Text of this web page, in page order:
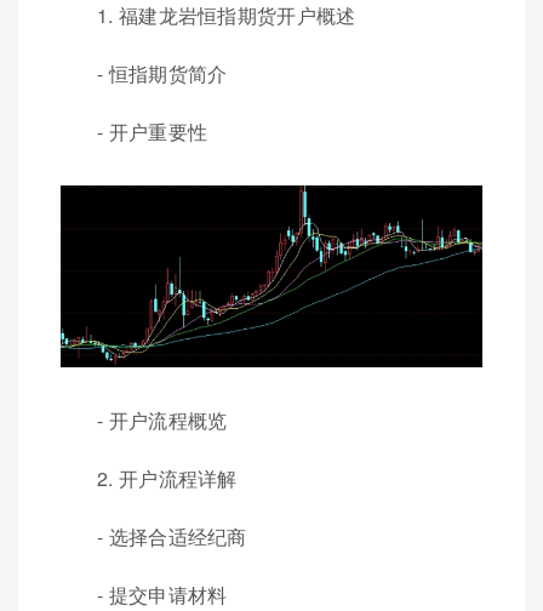
1. 福建龙岩恒指期货开户概述
- 恒指期货简介
- 开户重要性
- 开户流程概览
2. 开户流程详解
- 选择合适经纪商
- 提交申请材料